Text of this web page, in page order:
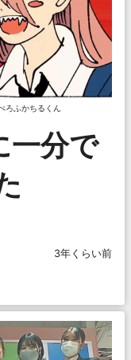
ろふかちるくん
一分で
3年くらい前